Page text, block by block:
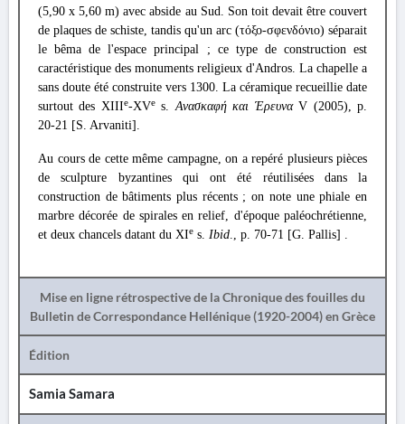
(5,90 x 5,60 m) avec abside au Sud. Son toit devait être couvert
de plaques de schiste, tandis qu'un arc (τόξο-σφενδόνιο) séparait
le bêma de l'espace principal ; ce type de construction est
caractéristique des monuments religieux d'Andros. La chapelle a
sans doute été construite vers 1300. La céramique recueillie date
surtout des XIIIe-XVes.Ανασκαφή και ΈρευναV (2005), p.
20-21 [S. Arvaniti].
Au cours de cette même campagne, on a repéré plusieurs pièces
de sculpture byzantines qui ont été réutilisées dans la
construction de bâtiments plus récents ; on note une phiale en
marbre décorée de spirales en relief, d'époque paléochrétienne,
et deux chancels datant du XIe s. Ibid., p. 70-71 [G. Pallis] .
Mise en ligne rétrospective de la Chronique des fouilles du
Bulletin de Correspondance Hellénique (1920-2004) en Grèce
Édition
Samia Samara